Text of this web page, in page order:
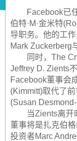
Facebook已
伯特·M·金米特
导职务。他的工
Mark Zuckerberg
同时，The
Jeffrey D. Zients
Facebook董事会
(Kimmitt)取代了
(Susan
当Zients离开
董事将是扎克伯
投资者Marc